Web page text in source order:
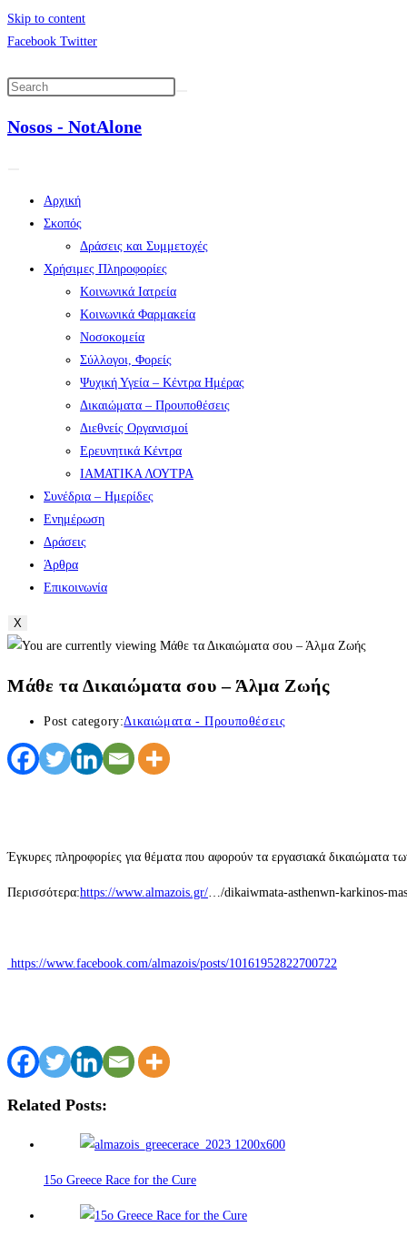
Skip to content
Facebook Twitter
Nosos - NotAlone
Αρχική
Σκοπός
Δράσεις και Συμμετοχές
Χρήσιμες Πληροφορίες
Κοινωνικά Ιατρεία
Κοινωνικά Φαρμακεία
Νοσοκομεία
Σύλλογοι, Φορείς
Ψυχική Υγεία – Κέντρα Ημέρας
Δικαιώματα – Προυποθέσεις
Διεθνείς Οργανισμοί
Ερευνητικά Κέντρα
ΙΑΜΑΤΙΚΑ ΛΟΥΤΡΑ
Συνέδρια – Ημερίδες
Ενημέρωση
Δράσεις
Άρθρα
Επικοινωνία
X
Μάθε τα Δικαιώματα σου – Άλμα Ζωής
Post category:Δικαιώματα - Προυποθέσεις
Έγκυρες πληροφορίες για θέματα που αφορούν τα εργασιακά δικαιώματα
Περισσότερα:https://www.almazois.gr/…/dikaiwmata-asthenwn-karkinos-
https://www.facebook.com/almazois/posts/10161952822700722
Related Posts:
15o Greece Race for the Cure